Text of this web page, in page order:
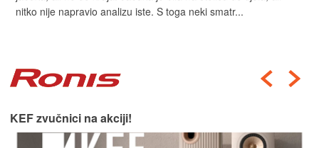
nitko nije napravio analizu iste. S toga neki smatr...
KEF zvučnici na akciji!